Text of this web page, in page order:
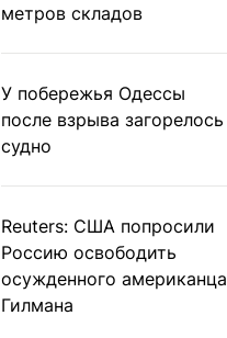
метров складов
У побережья Одессы
после взрыва загорелось
судно
Reuters: США попросили
Россию освободить
осужденного американца
Гилмана